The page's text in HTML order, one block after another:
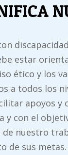
estar
ético y los
a todos los
apoyos y
y con el
de nuestro
de sus metas.